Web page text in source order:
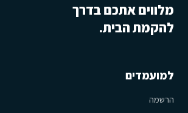
מלווים אתכם בדרך
להקמת הבית.
למועמדים
הרשמה